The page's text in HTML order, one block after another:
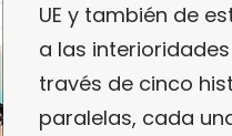
UE y también de
a las
través de cinco
paralelas, cada